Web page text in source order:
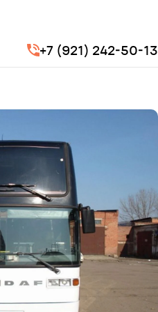
+7 (921) 242-50-13
DAF SB3000
с водителем в